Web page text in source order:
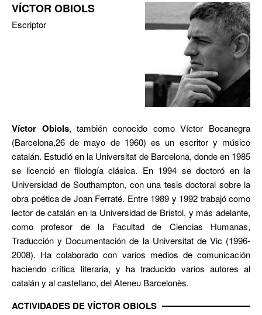
VÍCTOR OBIOLS
Escriptor
Víctor Obiols, también conocido como Víctor Bocanegra
(Barcelona,26 de mayo de 1960) es un escritor y músico
catalán. Estudió en la Universitat de Barcelona, donde en 1985
se licenció en filología clásica. En 1994 se doctoró en la
Universidad de Southampton, con una tesis doctoral sobre la
obra poética de Joan Ferraté. Entre 1989 y 1992 trabajó como
lector de catalán en la Universidad de Bristol, y más adelante,
como profesor de la Facultad de Ciencias Humanas,
Traducción y Documentación de la Universitat de Vic (1996-
2008). Ha colaborado con varios medios de comunicación
haciendo crítica literaria, y ha traducido varios autores al
catalán y al castellano, del Ateneu Barcelonès.
ACTIVIDADES DE VÍCTOR OBIOLS